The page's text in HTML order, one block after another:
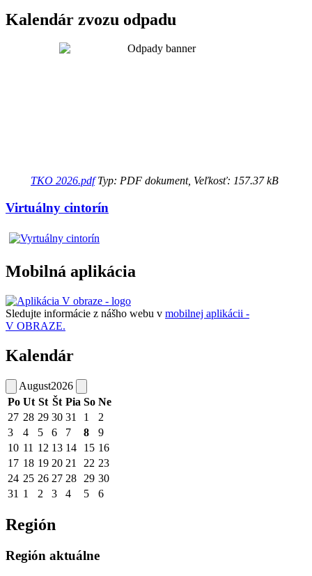
Kalendár zvozu odpadu
TKO 2026.pdfTyp: PDF dokument, Veľkosť: 157.37 kB
Virtuálny cintorín
Mobilná aplikácia
Sledujte informácie z nášho webu v mobilnej aplikácii -
V OBRAZE.
Kalendár
August2026
Po Ut St Št Pia So Ne
27 28 29 30 31 1
2
3
4 5 6 7 8
9
10 11 12 13 14 15 16
17 18 19 20 21 22 23
24 25 26 27 28 29 30
31 1 2 3 4 5 6
Región
Región aktuálne